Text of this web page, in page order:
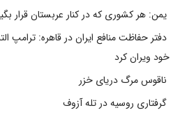
یمن: هر کشوری که در کنار عربستان قرار
دفتر حفاظت منافع ایران در قاهره: ترامپ
خود ویران کرد
ناقوس مرگ دریای خزر
گرفتاری روسیه در تله آزوف